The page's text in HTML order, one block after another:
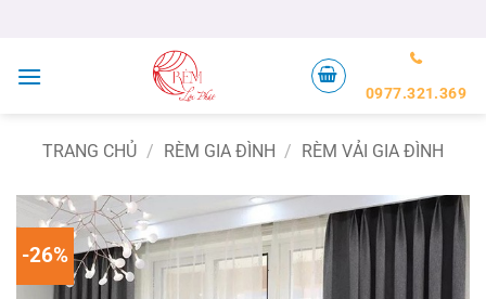
nội
0977.321.369
TRANG CHỦ / RÈM GIA ĐÌNH / RÈM VẢI GIA ĐÌNH
-26%